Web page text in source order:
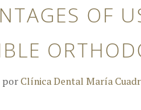
OF
porClínica Dental María